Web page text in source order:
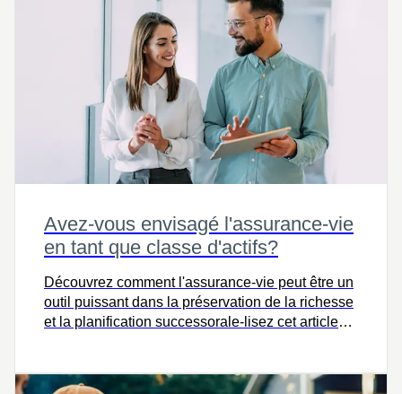
Avez-vous envisagé l'assurance-vie
en tant que classe d'actifs?
Découvrez comment l'assurance-vie peut être un
outil puissant dans la préservation de la richesse
et la planification successorale-lisez cet article